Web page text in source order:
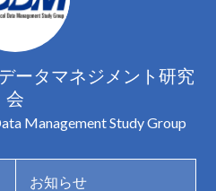
ータマネジメント研究
会
Management Study Group
お知らせ